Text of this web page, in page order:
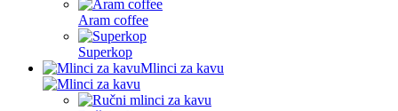
Aram coffee
Superkop
Mlinci za kavu